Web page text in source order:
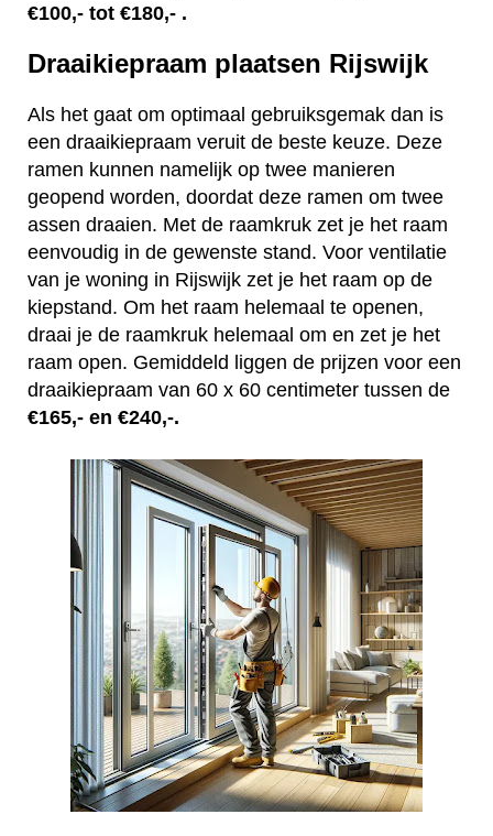
€100,- tot €180,- .
Draaikiepraam plaatsen Rijswijk
Als het gaat om optimaal gebruiksgemak dan is
een draaikiepraam veruit de beste keuze. Deze
ramen kunnen namelijk op twee manieren
geopend worden, doordat deze ramen om twee
assen draaien. Met de raamkruk zet je het raam
eenvoudig in de gewenste stand. Voor ventilatie
van je woning in Rijswijk zet je het raam op de
kiepstand. Om het raam helemaal te openen,
draai je de raamkruk helemaal om en zet je het
raam open. Gemiddeld liggen de prijzen voor een
draaikiepraam van 60 x 60 centimeter tussen de
€165,- en €240,-.